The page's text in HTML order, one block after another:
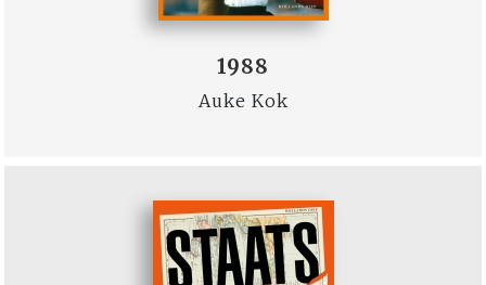
1988
Auke Kok